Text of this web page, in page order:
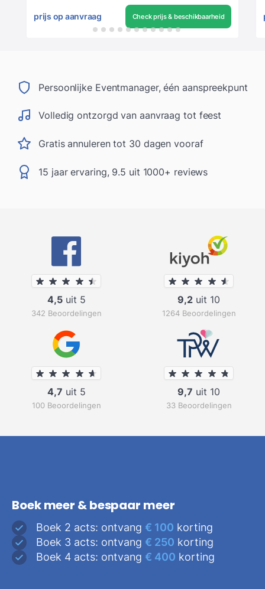
prijs op aanvraag Check prijs & beschikbaarheid
Persoonlijke Eventmanager, één aanspreekpunt
Volledig ontzorgd van aanvraag tot feest
Gratis annuleren tot 30 dagen vooraf
15 jaar ervaring, 9.5 uit 1000+ reviews
4,5uit 5
342 Beoordelingen
9,2 uit 10
1264 Beoordelingen
4,7 uit 5
100 Beoordelingen
9,7 uit 10
33 Beoordelingen
Boek meer & bespaar meer
Boek 2 acts: ontvang € 100 korting
Boek 3 acts: ontvang € 250 korting
Boek 4 acts: ontvang € 400 korting